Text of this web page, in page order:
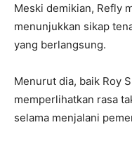
Meski demikian, Refly
menunjukkan sikap
yang berlangsung.
Menurut dia, baik Roy
memperlihatkan rasa
selama menjalani